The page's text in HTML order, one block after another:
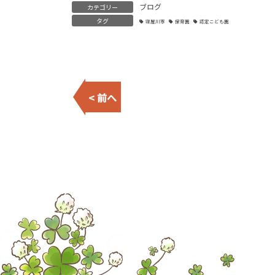
カテゴリー ブログ
タグ 寝屋川市 保育園 認定こども園
< 前へ